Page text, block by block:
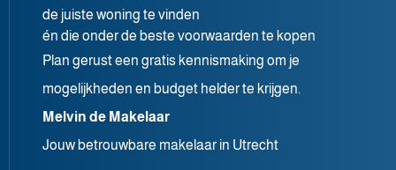
de juiste woning te vinden
én die onder de beste voorwaarden te kopen
Plan gerust een gratis kennismaking om je
mogelijkheden en budget helder te krijgen.
Melvin de Makelaar
Jouw betrouwbare makelaar in Utrecht